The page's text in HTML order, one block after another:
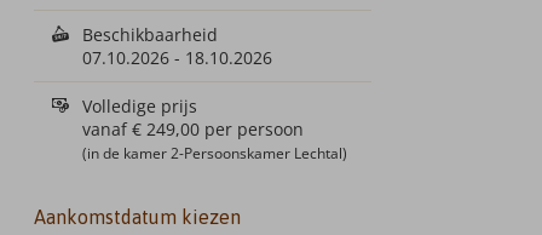
Beschikbaarheid
07.10.2026 - 18.10.2026
Volledige prijs
vanaf€ 249,00 per persoon
(in de kamer 2-Persoonskamer Lechtal)
Aankomstdatum kiezen